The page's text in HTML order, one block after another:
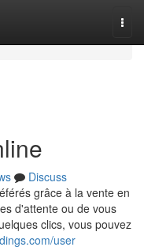
Discuss
grâce à la vente en
d'attente ou de vous
clics, vous pouvez
user